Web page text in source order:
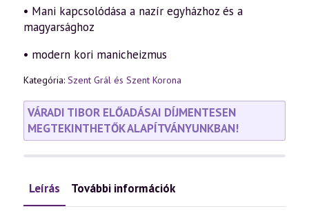
• Mani kapcsolódása a nazír egyházhoz és a
magyarsághoz
• modern kori manicheizmus
Kategória: Szent Grál és Szent Korona
VÁRADI TIBOR ELŐADÁSAI DÍJMENTESEN
MEGTEKINTHETŐK ALAPÍTVÁNYUNKBAN!
Leírás További információk